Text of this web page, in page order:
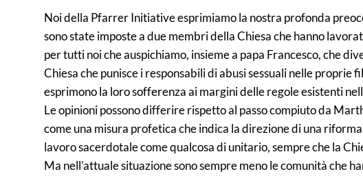
Noi della Pfarrer Initiative esprimiamo la nostra profonda
sono state imposte a due membri della Chiesa che hanno
per tutti noi che auspichiamo, insieme a papa Francesco, che
Chiesa che punisce i responsabili di abusi sessuali nelle
esprimono la loro sofferenza ai margini delle regole esistenti
Le opinioni possono differire rispetto al passo compiuto da
come una misura profetica che indica la direzione di una
lavoro sacerdotale come qualcosa di unitario, sempre che la
Ma nell’attuale situazione sono sempre meno le comunità che